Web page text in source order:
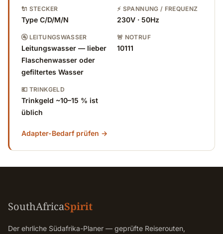
🔌 STECKER
Type C/D/M/N
⚡ SPANNUNG / FREQUENZ
230V · 50Hz
🚰 LEITUNGSWASSER
Leitungswasser — lieber
Flaschenwasser oder
gefiltertes Wasser
🚨 NOTRUF
10111
💶 TRINKGELD
Trinkgeld ~10–15 % ist
üblich
Adapter-Bedarf prüfen →
SouthAfricaSpirit
Der ehrliche Südafrika-Planer — geprüfte Reiserouten,